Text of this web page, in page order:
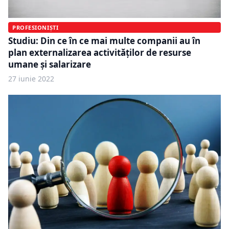
PROFESIONIȘTI
Studiu: Din ce în ce mai multe companii au în
plan externalizarea activităților de resurse
umane și salarizare
27 iunie 2022